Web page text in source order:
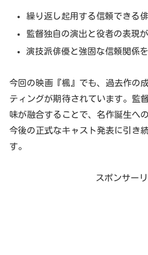
繰り返し起用する信頼できる
監督独自の演出と役者の表現
演技派俳優と強固な信頼関係
今回の映画『楓』でも、過去作の
ティングが期待されています。監
味が融合することで、名作誕生へ
今後の正式なキャスト発表に引き
す。
スポンサー